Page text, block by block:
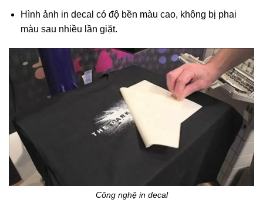
Hình ảnh in decal có độ bền màu cao, không bị phai
màu sau nhiều lần giặt.
Công nghệ in decal